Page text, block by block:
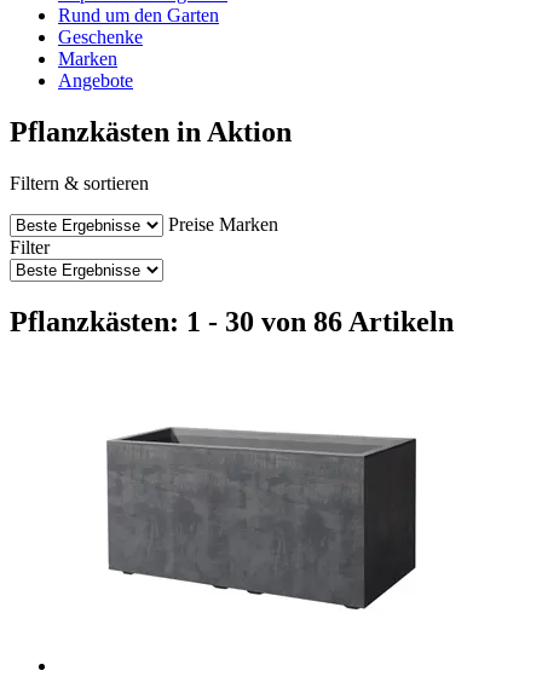
Rund um den Garten
Geschenke
Marken
Angebote
Pflanzkästen in Aktion
Filtern & sortieren
Preise Marken
Filter
Pflanzkästen: 1 - 30 von 86 Artikeln